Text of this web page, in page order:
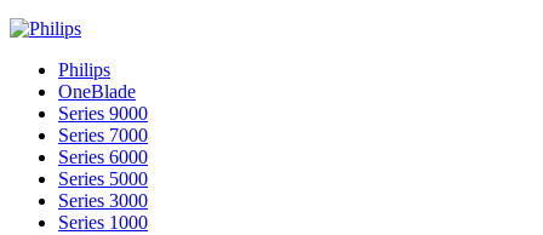
Philips
OneBlade
Series 9000
Series 7000
Series 6000
Series 5000
Series 3000
Series 1000